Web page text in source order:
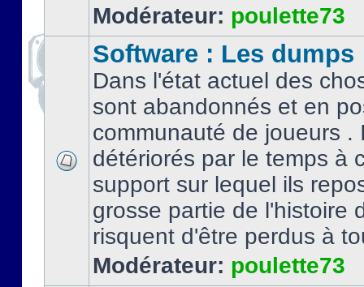
Modérateur: poulette73
Software : Les dumps
Dans l'état actuel des
sont abandonnés et en
communauté de joueurs .
détériorés par le temps à
support sur lequel ils
grosse partie de l'histoire
risquent d'être perdus à
Modérateur: poulette73